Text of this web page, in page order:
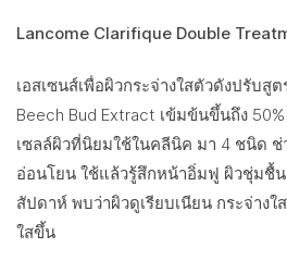
Lancome Clarifique Double
เอสเซนส์เพื่อผิวกระจ่างใสตัวดังปรับสู
Beech Bud Extract เข้มข้นขึ้นถึง
เซลล์ผิวที่นิยมใช้ในคลีนิค มา 4 ชนิด ช่
อ่อนโยน ใช้แล้วรู้สึกหน้าอิ่มฟู ผิวชุ่มชื้
สัปดาห์ พบว่าผิวดูเรียบเนียน กระจ่างใ
ใสขึ้น